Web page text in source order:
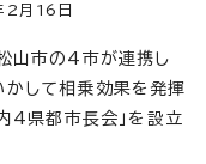
2月 16 日
山市の4市が連携し
かして相乗効果を発揮
4県都市長会」を設立